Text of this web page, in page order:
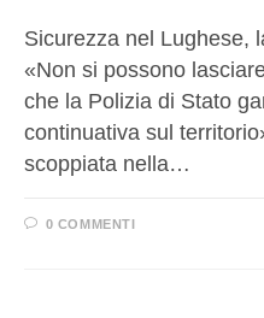
Sicurezza nel Lughese,
«Non si possono
che la Polizia di Stato
continuativa sul
scoppiata nella…
0 COMMENTI